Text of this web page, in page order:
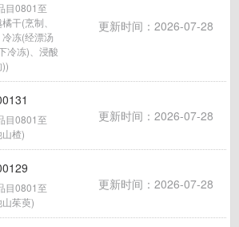
目0801至
干(烹制、
冻(经漂汤
冷冻)、浸酸
更新时间：2026-07-28
目0801至
楂)
更新时间：2026-07-28
目0801至
茱萸)
更新时间：2026-07-28